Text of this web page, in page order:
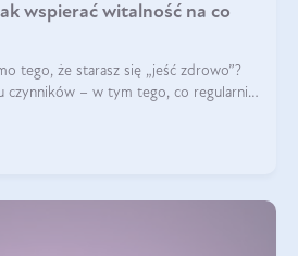
wspierać witalność na co
tego, że starasz się „jeść zdrowo”?
czynników – w tym tego, co regularnie